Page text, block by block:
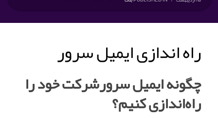
راه اندازی ایمیل سرور
چگونه ایمیل سرورشرکت خود را
راه‌اندازی کنیم؟